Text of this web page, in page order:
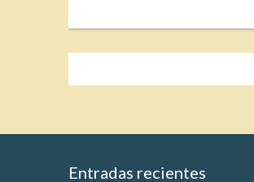
Entradas recientes